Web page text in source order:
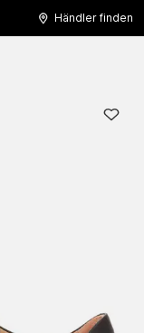
Händler finden